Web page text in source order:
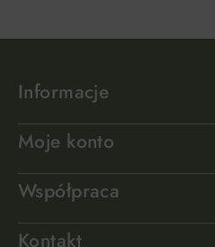
Informacje
Moje konto
Współpraca
Kontakt